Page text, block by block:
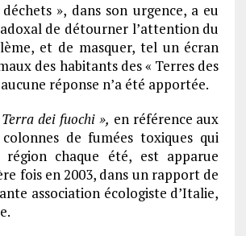
», dans son urgence, a eu
de détourner l’attention du
et de masquer, tel un écran
des habitants des « Terres des
réponse n’a été apportée.
dei fuochi », en référence aux
de fumées toxiques qui
région chaque été, est apparue
fois en 2003, dans un rapport de
association écologiste d’Italie,